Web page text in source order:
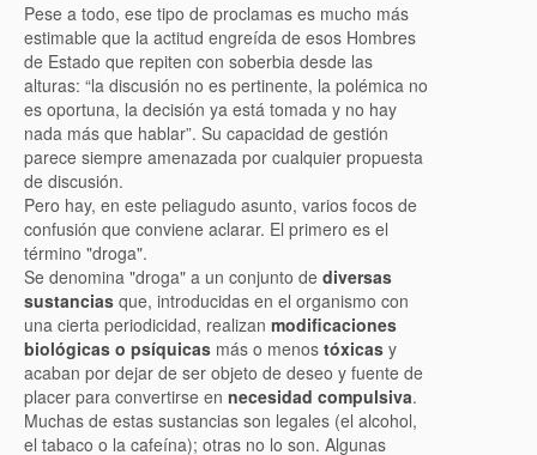
Pese a todo, ese tipo de proclamas es mucho más
estimable que la actitud engreída de esos Hombres
de Estado que repiten con soberbia desde las
alturas: “la discusión no es pertinente, la polémica no
es oportuna, la decisión ya está tomada y no hay
nada más que hablar”. Su capacidad de gestión
parece siempre amenazada por cualquier propuesta
de discusión.
Pero hay, en este peliagudo asunto, varios focos de
confusión que conviene aclarar. El primero es el
término "droga".
Se denomina "droga" a un conjunto de diversas
sustancias que, introducidas en el organismo con
una cierta periodicidad, realizan modificaciones
biológicas o psíquicas más o menos tóxicas y
acaban por dejar de ser objeto de deseo y fuente de
placer para convertirse en necesidad compulsiva.
Muchas de estas sustancias son legales (el alcohol,
el tabaco o la cafeína); otras no lo son. Algunas